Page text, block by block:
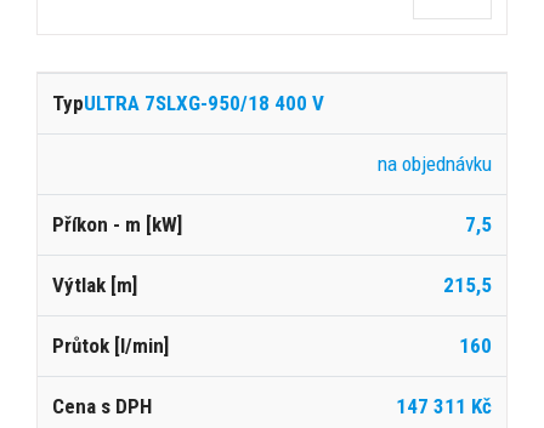
ULTRA 7SLXG-950/18 400 V
na objednávku
7,5
215,5
160
147 311 Kč